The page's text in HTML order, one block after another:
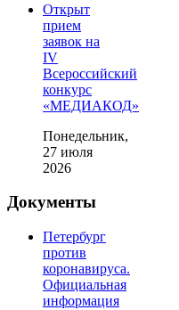
Открыт
прием
заявок на
IV
Всероссийский
конкурс
«МЕДИАКОД»
Понедельник,
27 июля
2026
Документы
Петербург
против
коронавируса.
Официальная
информация